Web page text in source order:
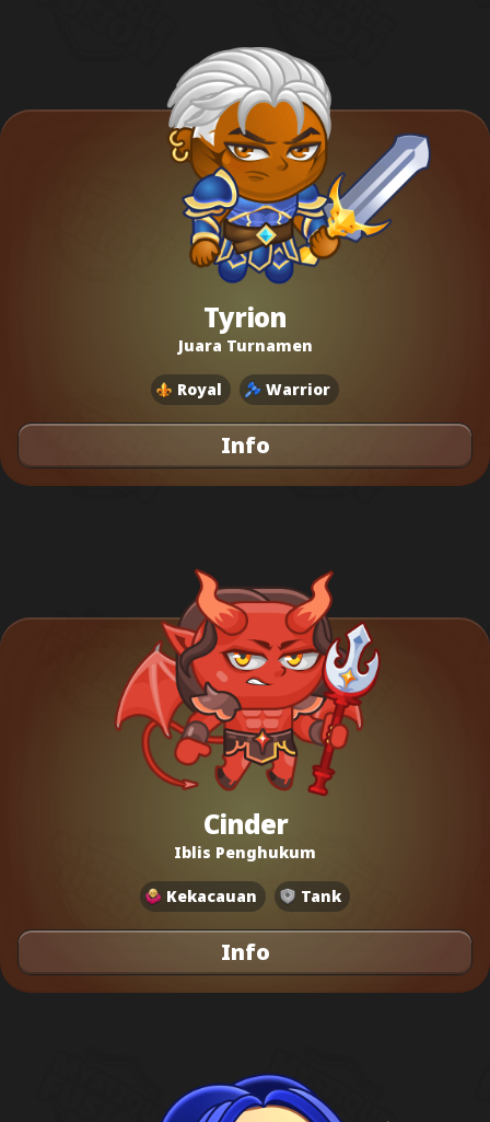
Tyrion
Juara Turnamen
Royal Warrior
Info
Cinder
Iblis Penghukum
Kekacauan Tank
Info